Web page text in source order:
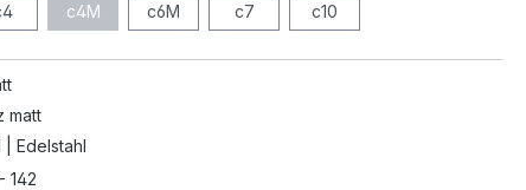
c4M c6M c7 c10
matt
| Edelstahl
142